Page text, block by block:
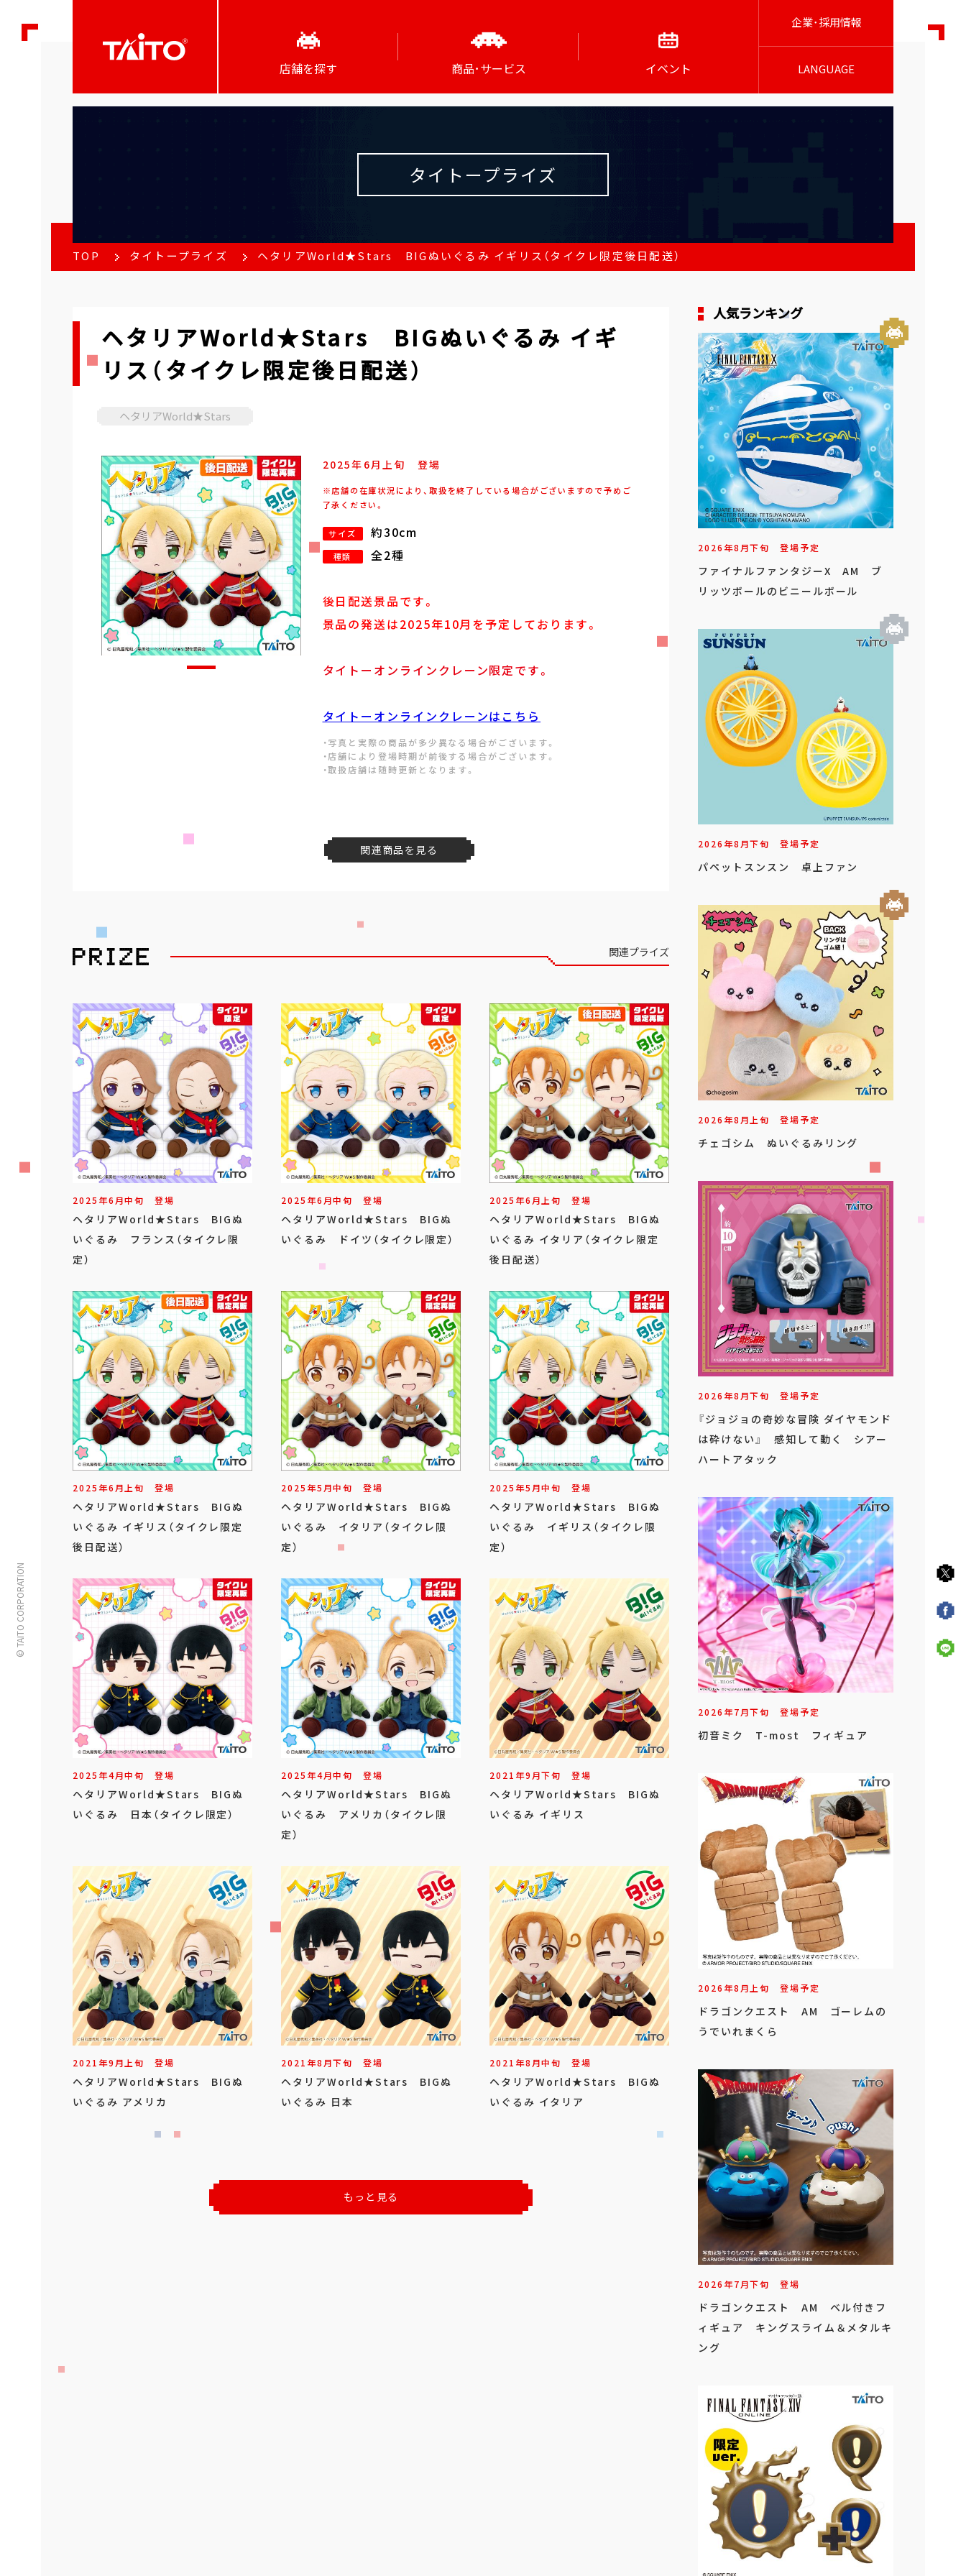
店舗を探す 商品･サービス イベント
企業･採用情報
LANGUAGE
© TAITO CORPORATION
タイトープライズ
TOP タイトープライズ ヘタリアWorld★Stars BIGぬいぐるみ イギリス（タイクレ限定後日配送）
ヘタリアWorld★Stars BIGぬいぐるみ イギ
リス（タイクレ限定後日配送）
ヘタリアWorld★Stars
2025年 6月上旬 登場
※店舗の在庫状況により、取扱を終了している場合がございますので予めご
了承ください。
サイズ 約30cm
種類 全2種
後日配送景品です。
景品の発送は2025年10月を予定しております。
タイトーオンラインクレーン限定です。
タイトーオンラインクレーンはこちら
・写真と実際の商品が多少異なる場合がございます。
・店舗により登場時期が前後する場合がございます。
・取扱店舗は随時更新となります。
関連商品を見る
関連プライズ
2025年6月中旬 登場
ヘタリアWorld★Stars BIGぬ
いぐるみ フランス（タイクレ限
定）
2025年6月中旬 登場
ヘタリアWorld★Stars BIGぬ
いぐるみ ドイツ（タイクレ限定）
2025年6月上旬 登場
ヘタリアWorld★Stars BIGぬ
いぐるみ イタリア（タイクレ限定
後日配送）
2025年6月上旬 登場
ヘタリアWorld★Stars BIGぬ
いぐるみ イギリス（タイクレ限定
後日配送）
2025年5月中旬 登場
ヘタリアWorld★Stars BIGぬ
いぐるみ イタリア（タイクレ限
定）
2025年5月中旬 登場
ヘタリアWorld★Stars BIGぬ
いぐるみ イギリス（タイクレ限
定）
2025年4月中旬 登場
ヘタリアWorld★Stars BIGぬ
いぐるみ 日本（タイクレ限定）
2025年4月中旬 登場
ヘタリアWorld★Stars BIGぬ
いぐるみ アメリカ（タイクレ限
定）
2021年9月下旬 登場
ヘタリアWorld★Stars BIGぬ
いぐるみ イギリス
2021年9月上旬 登場
ヘタリアWorld★Stars BIGぬ
いぐるみ アメリカ
2021年8月下旬 登場
ヘタリアWorld★Stars BIGぬ
いぐるみ 日本
2021年8月中旬 登場
ヘタリアWorld★Stars BIGぬ
いぐるみ イタリア
もっと見る
人気ランキング
2026年8月下旬 登場予定
ファイナルファンタジーX AM ブ
リッツボールのビニールボール
2026年8月下旬 登場予定
パペットスンスン 卓上ファン
2026年8月上旬 登場予定
チェゴシム ぬいぐるみリング
2026年8月下旬 登場予定
『ジョジョの奇妙な冒険 ダイヤモンド
は砕けない』 感知して動く シアー
ハートアタック
2026年7月下旬 登場予定
初音ミク T-most フィギュア
2026年8月上旬 登場予定
ドラゴンクエスト AM ゴーレムの
うでいれまくら
2026年7月下旬 登場
ドラゴンクエスト AM ベル付きフ
ィギュア キングスライム＆メタルキ
ング